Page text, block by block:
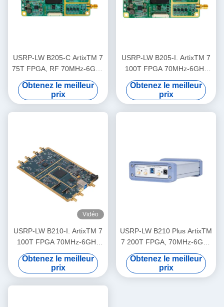
USRP-LW B205-C ArtixTM 7
75T FPGA, RF 70MHz-6GHz
Plage de fréquence 56MHz
Largeur de bande 1T1R
USRP SDR
Obtenez le meilleur
prix
USRP-LW B205-I. ArtixTM 7
100T FPGA 70MHz-6GHz
Plage de fréquence 56MHz
Largeur de bande 1T1R
USRP SDR
Obtenez le meilleur
prix
Vidéo
USRP-LW B210-I. ArtixTM 7
100T FPGA 70MHz-6GHz
Plage de fréquence 56MHz
Largeur de bande 2T2R
USRP SDR
Obtenez le meilleur
prix
USRP-LW B210 Plus ArtixTM
7 200T FPGA, 70MHz-6GHz
gamme de fréquences,
56MHz largeur de bande,
2T2R, USRP SDR
Obtenez le meilleur
prix